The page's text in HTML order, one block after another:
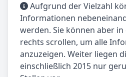
Aufgrund der Vielzahl
Informationen
werden. Sie können aber in
rechts scrollen, um alle
anzuzeigen. Weiter liegen
einschließlich 2015 nur